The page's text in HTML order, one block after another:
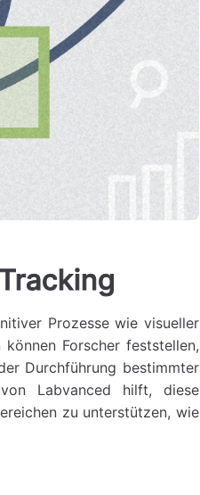
Prozesse wie visueller
Forscher feststellen,
Durchführung bestimmter
Labvanced hilft, diese
zu unterstützen, wie